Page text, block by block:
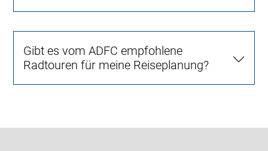
Gibt es vom ADFC empfohlene
Radtouren für meine Reiseplanung?